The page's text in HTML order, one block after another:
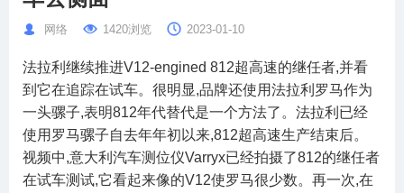
网络 1420浏览 2023-01-10
法拉利继续推进V12-engined 812超高速的继任者,并看
到它在追踪在试车。很明显,品牌还使用法拉利罗马作为
一头骡子,表明812年代替代是一个方法了。法拉利已经
使用罗马骡子自去年年初以来,812超高速生产结束后。
视频中,意大利汽车测位仪Varryx已经拍摄了812的继任者
在试车测试,它看起来像的V12使罗马很少数。再一次,在